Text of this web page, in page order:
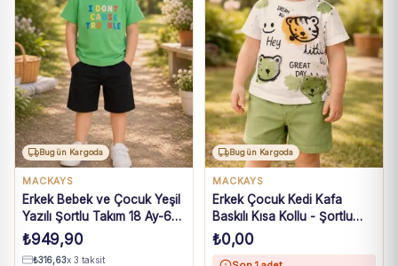
Bugün Kargoda
MACKAYS
Erkek Bebek ve Çocuk Yeşil
Yazılı Şortlu Takım 18 Ay-6
Yaş
₺949,90
₺316,63x 3 taksit
Bugün Kargoda
MACKAYS
Erkek Çocuk Kedi Kafa
Baskılı Kısa Kollu - Şortlu
Yeşil Renk Takım
₺0,00